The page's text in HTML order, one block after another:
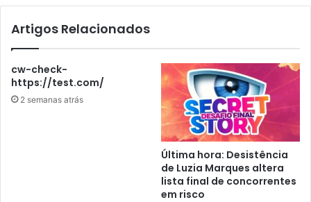
Artigos Relacionados
cw-check-
https://test.com/
2 semanas atrás
Última hora: Desistência
de Luzia Marques altera
lista final de concorrentes
em risco